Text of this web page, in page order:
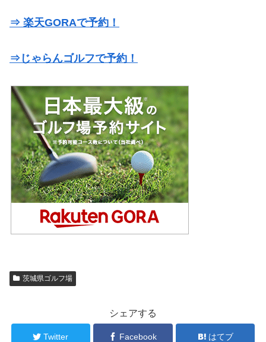
⇒ 楽天GORAで予約！
⇒じゃらんゴルフで予約！
茨城県ゴルフ場
シェアする
Twitter Facebook はてブ